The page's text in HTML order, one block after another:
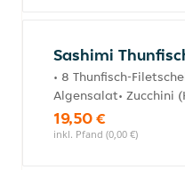
Sashimi
• 8 Thunfisch-
Algensalat• Zucchini
19,50 €
inkl. Pfand (0,00 €)